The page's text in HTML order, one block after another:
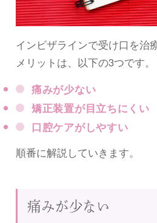
インビザラインで受け口を治
メリットは、以下の3つです。
痛みが少ない
矯正装置が目立ちにくい
口腔ケアがしやすい
順番に解説していきます。
痛みが少ない